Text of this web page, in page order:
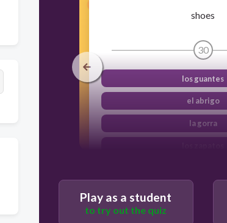
shoes
30
los guantes
el abrigo
la gorra
Play as a student
to try out the quiz